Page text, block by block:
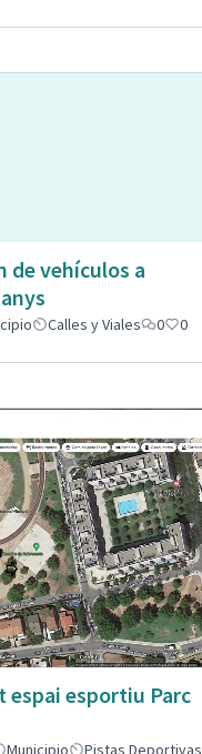
de vehículos a
Calles y Viales 0 0
esportiu Parc
Municipio Pistas Deportivas